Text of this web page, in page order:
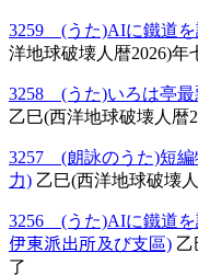
3259 (うた)AIに鐵道を
洋地球破壊人暦2026)年
3258 (うた)いろは亭最
乙巳(西洋地球破壊人暦
3257 (朗詠のうた)短編
力) 乙巳(西洋地球破壊
3256 (うた)AIに鐵道を
伊東派出所及び支區) 乙
了